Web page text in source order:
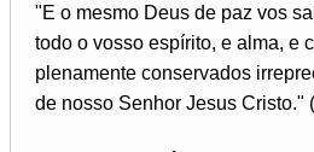
"E o mesmo Deus de paz vos
todo o vosso espírito, e alma, e
plenamente conservados
de nosso Senhor Jesus Cristo."